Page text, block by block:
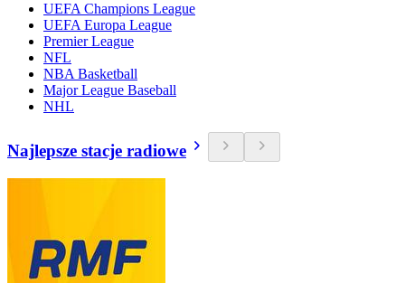
UEFA Champions League
UEFA Europa League
Premier League
NFL
NBA Basketball
Major League Baseball
NHL
Najlepsze stacje radiowe